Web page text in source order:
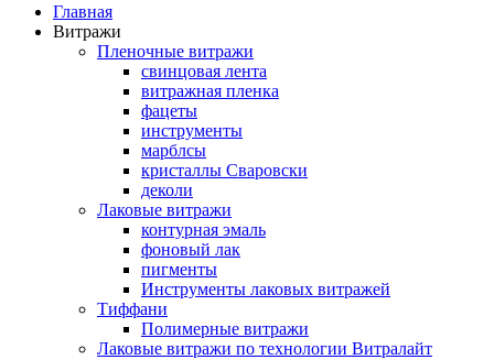
Главная
Витражи
Пленочные витражи
свинцовая лента
витражная пленка
фацеты
инструменты
марблсы
кристаллы Сваровски
деколи
Лаковые витражи
контурная эмаль
фоновый лак
пигменты
Инструменты лаковых витражей
Тиффани
Полимерные витражи
Лаковые витражи по технологии Витралайт